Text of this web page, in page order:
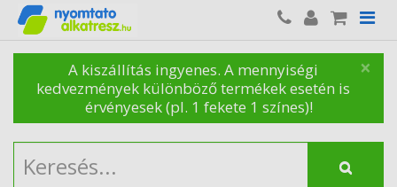
×
A kiszállítás ingyenes. A mennyiségi
kedvezmények különböző termékek esetén is
érvényesek (pl. 1 fekete 1 színes)!